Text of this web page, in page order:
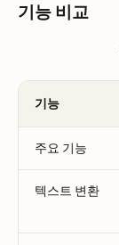
기능 비교
기능
주요 기능
텍스트 변환